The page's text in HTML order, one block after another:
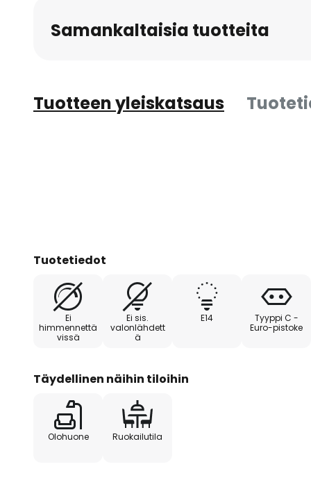
Samankaltaisia tuotteita
Tuotteen yleiskatsaus
Tuotetiedot
Ei
himmennettä
vissä
Ei sis.
valonlähdett
ä
E14
Tyyppi C -
Euro-pistoke
Täydellinen näihin tiloihin
Olohuone Ruokailutila